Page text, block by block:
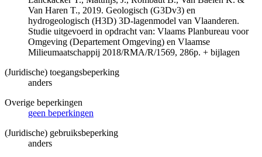
Van Haren T., 2019. Geologisch (G3Dv3) en
hydrogeologisch (H3D) 3D-lagenmodel van Vlaanderen.
Studie uitgevoerd in opdracht van: Vlaams Planbureau voor
Omgeving (Departement Omgeving) en Vlaamse
Milieumaatschappij 2018/RMA/R/1569, 286p. + bijlagen
(Juridische) toegangsbeperking
anders
Overige beperkingen
geen beperkingen
(Juridische) gebruiksbeperking
anders